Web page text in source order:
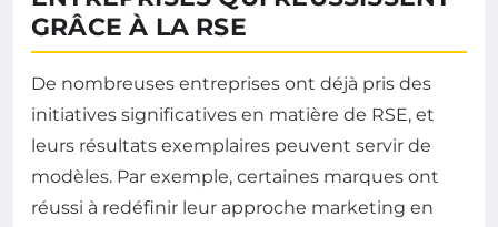
GRÂCE À LA RSE
De nombreuses entreprises ont déjà pris des
initiatives significatives en matière de RSE, et
leurs résultats exemplaires peuvent servir de
modèles. Par exemple, certaines marques ont
réussi à redéfinir leur approche marketing en